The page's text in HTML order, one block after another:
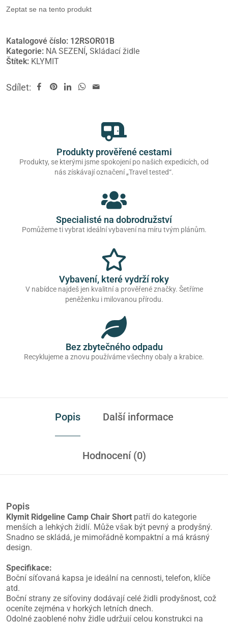
Zeptat se na tento produkt
Katalogové číslo: 12RSOR01B
Kategorie: NA SEZENÍ, Skládací židle
Štítek: KLYMIT
Sdílet:
Produkty prověřené cestami
Produkty, se kterými jsme spokojení po našich expedicích, od
nás získávají označení „Travel tested“.
Specialisté na dobrodružství
Pomůžeme ti vybrat ideální vybavení na míru tvým plánům.
Vybavení, které vydrží roky
V nabídce najdeš jen kvalitní a prověřené značky. Šetříme
peněženku i milovanou přírodu.
Bez zbytečného odpadu
Recyklujeme a znovu používáme všechny obaly a krabice.
Popis Další informace
Hodnocení (0)
Popis
Klymit Ridgeline Camp Chair Short patří do kategorie
menších a lehkých židlí. Může však být pevný a prodyšný.
Snadno se skládá, je mimořádně kompaktní a má krásný
design.
Specifikace:
Boční síťovaná kapsa je ideální na cennosti, telefon, klíče
atd.
Boční strany ze síťoviny dodávají celé židli prodyšnost, což
oceníte zejména v horkých letních dnech.
Odolné zaoblené nohy židle udržují celou konstrukci na